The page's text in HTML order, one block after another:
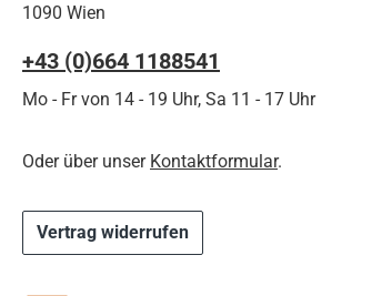
1090 Wien
+43 (0)664 1188541‬
Mo - Fr von 14 - 19 Uhr, Sa 11 - 17 Uhr
Oder über unser Kontaktformular.
Vertrag widerrufen